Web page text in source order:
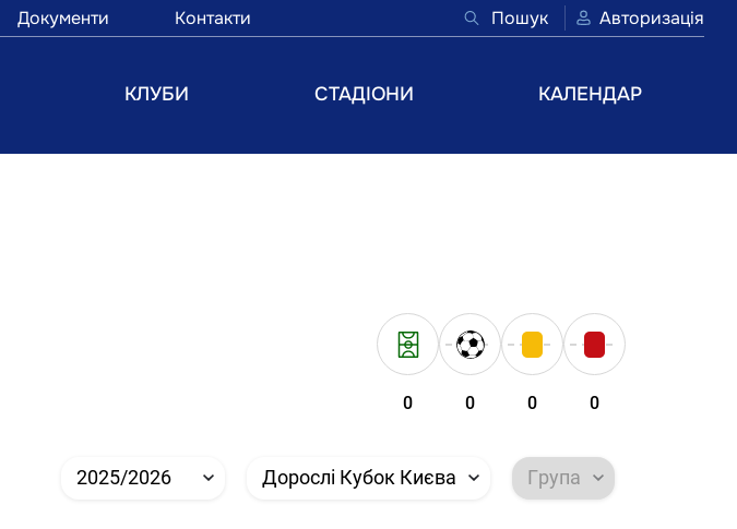
Документи Контакти Пошук Авторизація
КЛУБИ СТАДІОНИ КАЛЕНДАР
0 0 0 0
2025/2026 Дорослі Кубок Києва Група